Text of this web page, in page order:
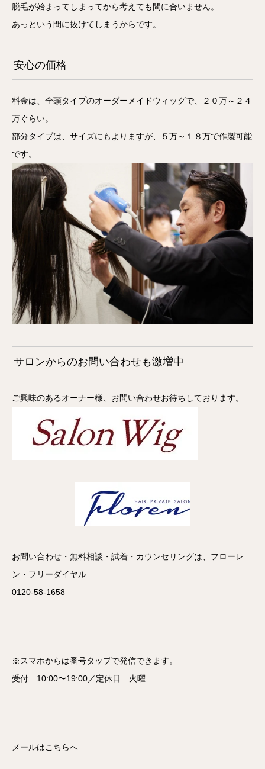
脱毛が始まってしまってから考えても間に合いません。
あっという間に抜けてしまうからです。
安心の価格
料金は、全頭タイプのオーダーメイドウィッグで、２０万～２４
万ぐらい。
部分タイプは、サイズにもよりますが、５万～１８万で作製可能
です。
サロンからのお問い合わせも激増中
ご興味のあるオーナー様、お問い合わせお待ちしております。
お問い合わせ・無料相談・試着・カウンセリングは、フローレ
ン・フリーダイヤル
0120-58-1658
※スマホからは番号タップで発信できます。
受付 10:00〜19:00／定休日 火曜
メールはこちらへ